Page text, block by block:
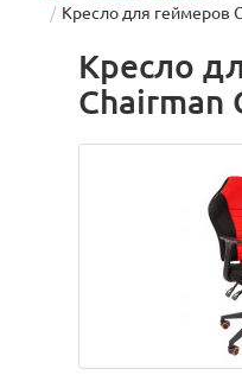
Кресло для геймеров
Кресло
Chairman